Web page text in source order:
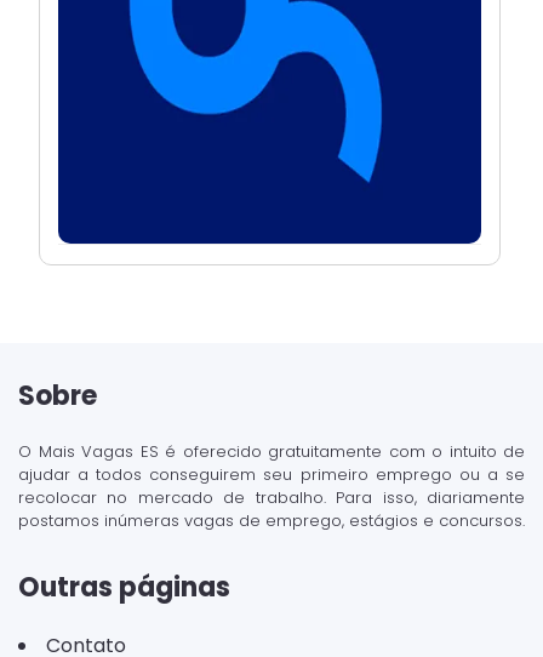
Sobre
O Mais Vagas ES é oferecido gratuitamente com o intuito de
ajudar a todos conseguirem seu primeiro emprego ou a se
recolocar no mercado de trabalho. Para isso, diariamente
postamos inúmeras vagas de emprego, estágios e concursos.
Outras páginas
Contato